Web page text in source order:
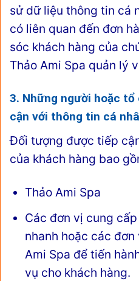
sử dữ liệu thông tin cá
có liên quan đến đơn
sóc khách hàng của
Thảo Ami Spa quản lý
3. Những người hoặc
cận với thông tin cá
Đối tượng được tiếp
của khách hàng bao
Thảo Ami Spa
Các đơn vị cung
nhanh hoặc các
Ami Spa để tiến
vụ cho khách hàng.